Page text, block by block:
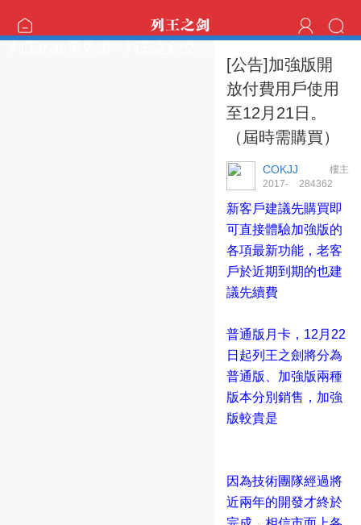
[公告]加強版開
放付費用戶使用
至12月21日。
（屆時需購買）
樓主
COKJJ
284362
2017-
新客戶建議先購買即
可直接體驗加強版的
各項最新功能，老客
戶於近期到期的也建
議先續費
普通版月卡，12月22
日起列王之劍將分為
普通版、加強版兩種
版本分別銷售，加強
版較貴是
因為技術團隊經過將
近兩年的開發才終於